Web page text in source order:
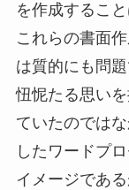
を作成するこ
これらの書面
は質的にも問
忸怩たる思い
ていたのでは
したワードプ
イメージであ